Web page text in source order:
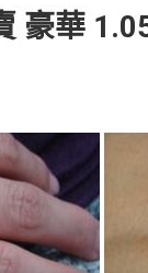
豪華